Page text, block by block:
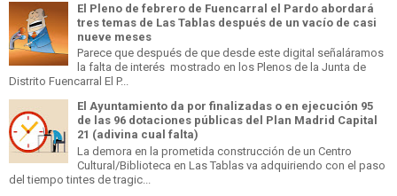
El Pleno de febrero de Fuencarral el Pardo abordará
tres temas de Las Tablas después de un vacío de casi
nueve meses
Parece que después de que desde este digital señaláramos
la falta de interés mostrado en los Plenos de la Junta de
Distrito Fuencarral El P...
El Ayuntamiento da por finalizadas o en ejecución 95
de las 96 dotaciones públicas del Plan Madrid Capital
21 (adivina cual falta)
La demora en la prometida construcción de un Centro
Cultural/Biblioteca en Las Tablas va adquiriendo con el paso
del tiempo tintes de tragic...